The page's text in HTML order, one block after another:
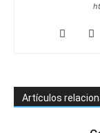
Artículos